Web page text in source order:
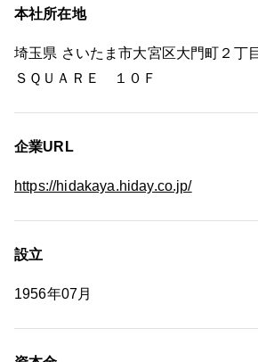
本社所在地
埼玉県 さいたま市大宮区大門町２丁
ＳＱＵＡＲＥ １０Ｆ
企業URL
https://hidakaya.hiday.co.jp/
設立
1956年07月